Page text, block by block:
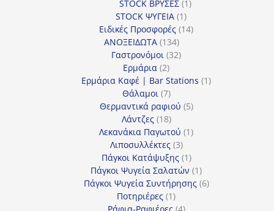
STOCK ΒΡΥΣΕΣ 11
STOCK ΨΥΓΕΙΑ 11
προϊόν
Ειδικές Προσφορές 1414
ΑΝΟΞΕΙΔΩΤΑ 134134
προϊόντα
Γαστρονόμοι 3232
Ερμάρια 22
προϊόντα
Ερμάρια Καφέ | Bar Stations 11
Θάλαμοι 77
προϊόντα
Θερμαντικά ραφιού 55
Λάντζες 1818
προϊόντα
Λεκανάκια Παγωτού 11
Λιποσυλλέκτες 33
προϊόντα
Πάγκοι Κατάψυξης 11
προϊόν
Πάγκοι Ψυγεία Σαλατών 11
προϊόν
Πάγκοι Ψυγεία Συντήρησης 66
Ποτηριέρες 11
προϊόν
4